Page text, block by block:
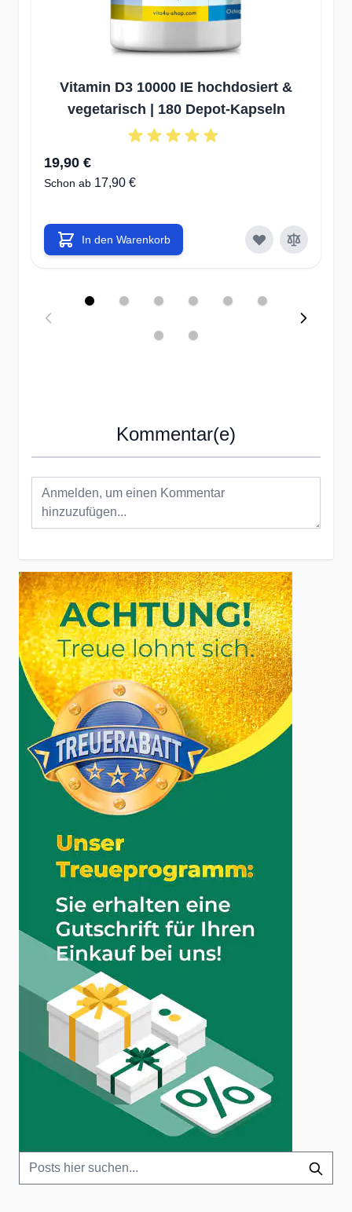
Vitamin D3 10000 IE hochdosiert &
vegetarisch | 180 Depot-Kapseln
19,90 €
Schon ab 17,90 €
In den Warenkorb
Kommentar(e)